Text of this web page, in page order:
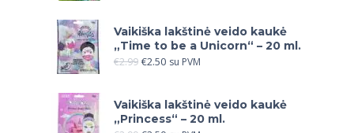
Vaikiška lakštinė veido kaukė
„Time to be a Unicorn“ – 20 ml.
€2.99 €2.50 su PVM
Vaikiška lakštinė veido kaukė
„Princess“ – 20 ml.